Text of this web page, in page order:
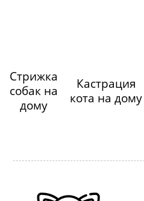
Стрижка
собак на
дому
Кастрация
кота на дому